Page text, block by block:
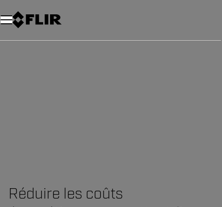
Unread messages
Modèle
Supprimer
articles
article
Ajouter au panier
Ajouté au panier
Réduire les coûts